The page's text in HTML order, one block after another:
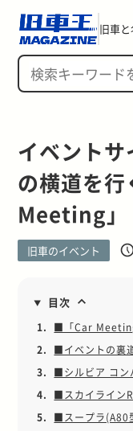
旧車
イベント
の横道を
Meeting」
旧車のイベント
目次
1.
■「Car
2.
■イベントの裏
3.
■シルビア コン
4.
■スカイライン
5.
■スープラ(A80